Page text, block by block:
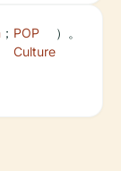
； POP
Culture
）。